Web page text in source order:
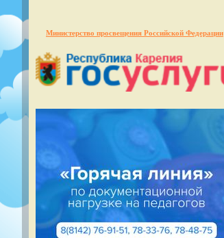
Министерство просвещения Российской Федерации